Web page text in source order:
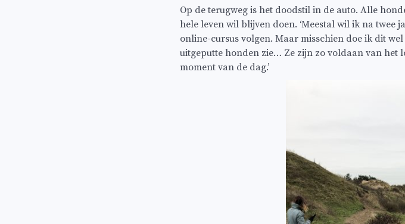
Op de terugweg is het doodstil in de auto. Alle
hele leven wil blijven doen. ‘Meestal wil ik na twee
online-cursus volgen. Maar misschien doe ik dit
uitgeputte honden zie… Ze zijn zo voldaan van het
moment van de dag.’